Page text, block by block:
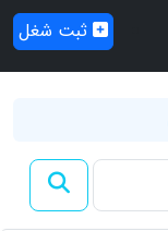
ثبت شغل